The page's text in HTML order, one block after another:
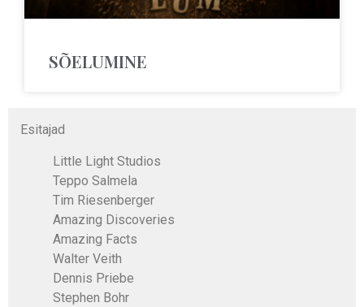
Esitajad
Little Light Studios
Teppo Salmela
Tim Riesenberger
Amazing Discoveries
Amazing Facts
Walter Veith
Dennis Priebe
Stephen Bohr
SÕELUMINE